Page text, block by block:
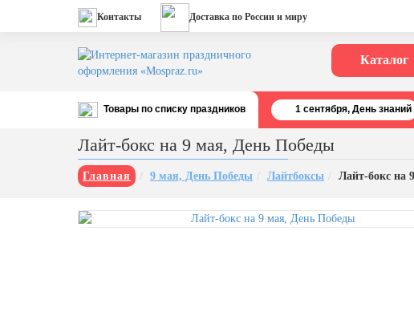
Контакты Доставка по России и миру
Каталог
Товары по списку праздников
День строителя (второе воскресенье
августа)
1 cентября, День знаний
Лайт-бокс на 9 мая, День Победы
Главная 9 мая, День Победы Лайтбоксы Лайт-бокс на